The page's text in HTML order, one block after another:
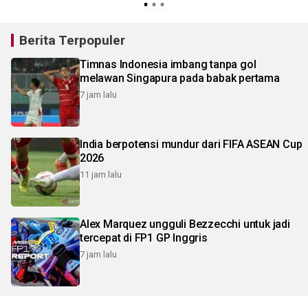
Berita Terpopuler
Timnas Indonesia imbang tanpa gol
melawan Singapura pada babak pertama
7 jam lalu
India berpotensi mundur dari FIFA ASEAN Cup
2026
11 jam lalu
Alex Marquez ungguli Bezzecchi untuk jadi
tercepat di FP1 GP Inggris
7 jam lalu